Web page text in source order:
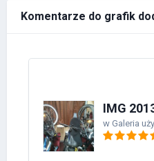
Komentarze do grafik
IMG
w Galeria